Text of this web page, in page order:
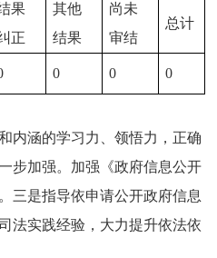
果
正
其他
结果
尚未
审结
总计
0 0 0
涵的学习力、领悟力，正确
步加强。加强《政府信息公开
三是指导依申请公开政府信息
法实践经验，大力提升依法依